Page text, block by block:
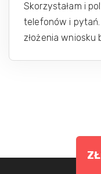
Skorzystałam i
telefonów i
złożenia wniosku